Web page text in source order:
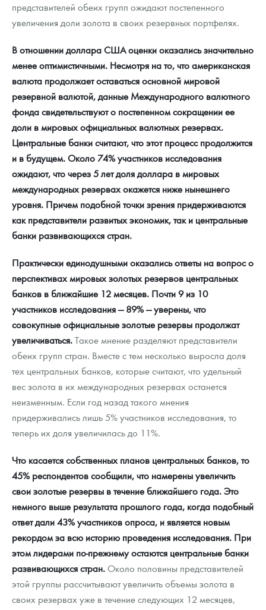
Наборы подарочных и коллекционных монет
представителей обеих групп ожидают постепенного
увеличения доли золота в своих резервных портфелях.
В отношении доллара США оценки оказались значительно
менее оптимистичными. Несмотря на то, что американская
валюта продолжает оставаться основной мировой
резервной валютой, данные Международного валютного
фонда свидетельствуют о постепенном сокращении ее
доли в мировых официальных валютных резервах.
Центральные банки считают, что этот процесс продолжится
и в будущем. Около 74% участников исследования
ожидают, что через 5 лет доля доллара в мировых
международных резервах окажется ниже нынешнего
уровня. Причем подобной точки зрения придерживаются
как представители развитых экономик, так и центральные
банки развивающихся стран.
Практически единодушными оказались ответы на вопрос о
перспективах мировых золотых резервов центральных
банков в ближайшие 12 месяцев. Почти 9 из 10
участников исследования — 89% — уверены, что
совокупные официальные золотые резервы продолжат
увеличиваться.Такое мнение разделяют представители
обеих групп стран. Вместе с тем несколько выросла доля
тех центральных банков, которые считают, что удельный
вес золота в их международных резервах останется
неизменным. Если год назад такого мнения
придерживались лишь 5% участников исследования, то
теперь их доля увеличилась до 11%.
Что касается собственных планов центральных банков, то
45% респондентов сообщили, что намерены увеличить
свои золотые резервы в течение ближайшего года. Это
немного выше результата прошлого года, когда подобный
ответ дали 43% участников опроса, и является новым
рекордом за всю историю проведения исследования. При
этом лидерами по-прежнему остаются центральные банки
развивающихся стран.Около половины представителей
этой группы рассчитывают увеличить объемы золота в
своих резервах уже в течение следующих 12 месяцев,